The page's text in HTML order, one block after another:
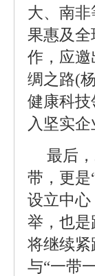
大、南
果惠及
作，应
绸之路(
健康科技
入坚实企
最后
带，更是
设立中
举，也是
将继续
与“一带